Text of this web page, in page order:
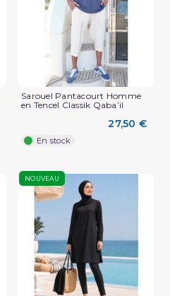
Sarouel Pantacourt Homme
en Tencel Classik Qaba’il
27,50 €
En stock
NOUVEAU